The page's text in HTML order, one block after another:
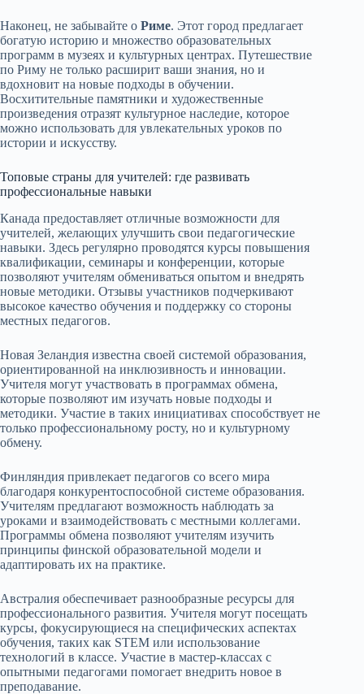
Наконец, не забывайте о Риме. Этот город предлагает
богатую историю и множество образовательных
программ в музеях и культурных центрах. Путешествие
по Риму не только расширит ваши знания, но и
вдохновит на новые подходы в обучении.
Восхитительные памятники и художественные
произведения отразят культурное наследие, которое
можно использовать для увлекательных уроков по
истории и искусству.
Топовые страны для учителей: где развивать
профессиональные навыки
Канада предоставляет отличные возможности для
учителей, желающих улучшить свои педагогические
навыки. Здесь регулярно проводятся курсы повышения
квалификации, семинары и конференции, которые
позволяют учителям обмениваться опытом и внедрять
новые методики. Отзывы участников подчеркивают
высокое качество обучения и поддержку со стороны
местных педагогов.
Новая Зеландия известна своей системой образования,
ориентированной на инклюзивность и инновации.
Учителя могут участвовать в программах обмена,
которые позволяют им изучать новые подходы и
методики. Участие в таких инициативах способствует не
только профессиональному росту, но и культурному
обмену.
Финляндия привлекает педагогов со всего мира
благодаря конкурентоспособной системе образования.
Учителям предлагают возможность наблюдать за
уроками и взаимодействовать с местными коллегами.
Программы обмена позволяют учителям изучить
принципы финской образовательной модели и
адаптировать их на практике.
Австралия обеспечивает разнообразные ресурсы для
профессионального развития. Учителя могут посещать
курсы, фокусирующиеся на специфических аспектах
обучения, таких как STEM или использование
технологий в классе. Участие в мастер-классах с
опытными педагогами помогает внедрить новое в
преподавание.